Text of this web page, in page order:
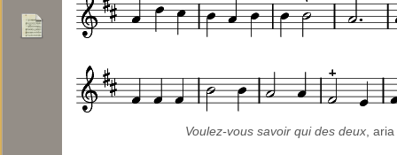
Voulez-vous savoir qui des deux,